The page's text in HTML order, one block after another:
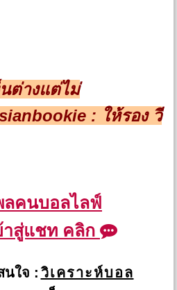
ต่างแต่ไม่
: ให้รอง วี
ลคนบอลไลฟ์
าสู่แชท คลิก
ใจ : วิเคราะห์บอล